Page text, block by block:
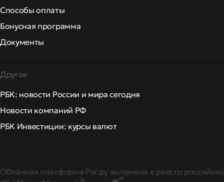
Способы оплаты
Бонусная программа
Документы
Другое
РБК: новости России и мира сегодня
Новости компаний РФ
РБК Инвестиции: курсы валют
Облачная платформа Рег.ру включена в реестр